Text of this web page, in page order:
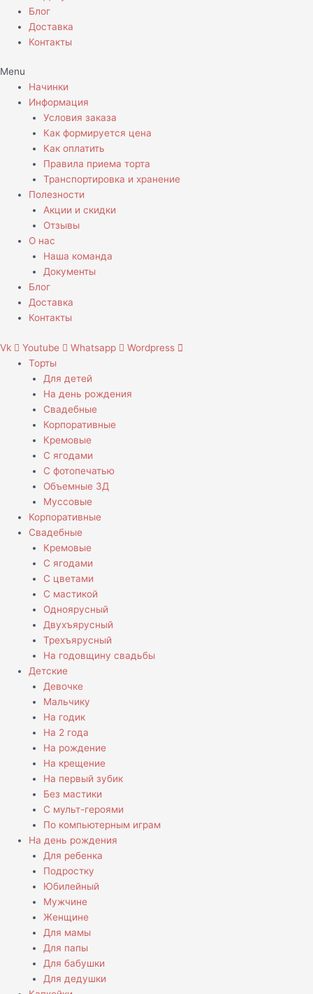
Блог
Доставка
Контакты
Menu
Начинки
Информация
Условия заказа
Как формируется цена
Как оплатить
Правила приема торта
Транспортировка и хранение
Полезности
Акции и скидки
Отзывы
О нас
Наша команда
Документы
Блог
Доставка
Контакты
Vk Youtube Whatsapp
Wordpress
Торты
Для детей
На день рождения
Свадебные
Корпоративные
Кремовые
С ягодами
С фотопечатью
Объемные 3Д
Муссовые
Корпоративные
Свадебные
Кремовые
С ягодами
С цветами
С мастикой
Одноярусный
Двухъярусный
Трехъярусный
На годовщину свадьбы
Детские
Девочке
Мальчику
На годик
На 2 года
На рождение
На крещение
На первый зубик
Без мастики
С мульт-героями
По компьютерным играм
На день рождения
Для ребенка
Подростку
Юбилейный
Мужчине
Женщине
Для мамы
Для папы
Для бабушки
Для дедушки